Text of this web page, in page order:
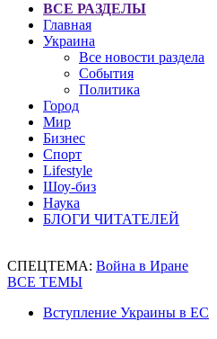
ВСЕ РАЗДЕЛЫ
Главная
Украина
Все новости раздела
События
Политика
Город
Мир
Бизнес
Спорт
Lifestyle
Шоу-биз
Наука
БЛОГИ ЧИТАТЕЛЕЙ
СПЕЦТЕМА: Война в Иране
ВСЕ ТЕМЫ
Вступление Украины в ЕС